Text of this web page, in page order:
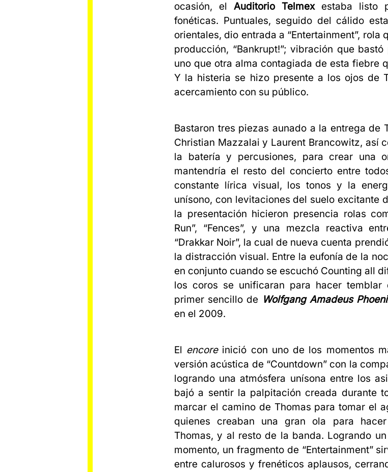
ocasión, el Auditorio Telmexestaba listo
fonéticas. Puntuales, seguido del cálido
orientales, dio entrada a “Entertainment”, rola
producción, “Bankrupt!”; vibración que
uno que otra alma contagiada de esta fiebre
Y la histeria se hizo presente a los ojos de
acercamiento con su público.
Bastaron tres piezas aunado a la entrega de
Christian Mazzalai y Laurent Brancowitz, así
la batería y percusiones, para crear una
mantendría el resto del concierto entre
constante lírica visual, los tonos y la
unísono, con levitaciones del suelo excitante
la presentación hicieron presencia rolas
Run”, “Fences”, y una mezcla reactiva
“Drakkar Noir”, la cual de nueva cuenta
la distracción visual. Entre la eufonía de la
en conjunto cuando se escuchó Counting all
los coros se unificaran para hacer temblar
primer sencillo de Wolfgang Amadeus
en el 2009.
El encoreinició con uno de los momentos
versión acústica de “Countdown” con la
logrando una atmósfera unísona entre los
bajó a sentir la palpitación creada durante
marcar el camino de Thomas para tomar el
quienes creaban una gran ola para
Thomas, y al resto de la banda. Logrando
momento, un fragmento de “Entertainment”
entre calurosos y frenéticos aplausos,